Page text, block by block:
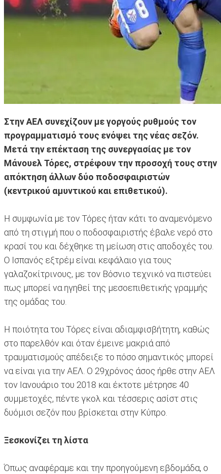
Στην ΑΕΛ συνεχίζουν με γοργούς ρυθμούς τον
προγραμματισμό τους ενόψει της νέας σεζόν.
Μετά την επέκταση της συνεργασίας με τον
Μάνουελ Τόρες, στρέφουν την προσοχή τους στην
απόκτηση άλλων δύο ποδοσφαιριστών
(κεντρικού αμυντικού και επιθετικού).
Η συμφωνία με τον Τόρες ήταν κάτι το αναμενόμενο
από τη στιγμή που ο ποδοσφαιριστής έβαλε νερό στο
κρασί του και δέχθηκε τη μείωση στις αποδοχές του.
Ο Ισπανός εξτρέμ είναι κεφάλαιο για τους
γαλαζοκίτρινους, με τον Βόσνιο τεχνικό να πιστεύει
πως μπορεί να ηγηθεί της μεσοεπιθετικής γραμμής
της ομάδας του.
Η ποιότητα του Τόρες είναι αδιαμφισβήτητη, καθώς
στο παρελθόν και όταν έμεινε μακριά από
τραυματισμούς απέδειξε το πόσο σημαντικός μπορεί
να είναι για την ΑΕΛ. Ο 29χρόνος άσος ήρθε στην ΑΕΛ
τον Ιανουάριο του 2018 και έκτοτε μέτρησε 40
συμμετοχές, πέντε γκολ και τέσσερις ασίστ στις
δυόμισι σεζόν που βρίσκεται στην Κύπρο.
Ξεσκονίζει τη λίστα
Όπως αναφέραμε και την προηγούμενη εβδομάδα, ο